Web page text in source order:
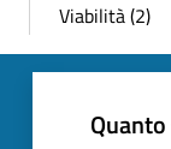
Viabilità (2)